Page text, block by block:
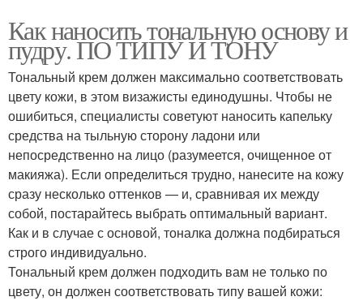
Как наносить тональную основу и
пудру. ПО ТИПУ И ТОНУ
Тональный крем должен максимально соответствовать
цвету кожи, в этом визажисты единодушны. Чтобы не
ошибиться, специалисты советуют наносить капельку
средства на тыльную сторону ладони или
непосредственно на лицо (разумеется, очищенное от
макияжа). Если определиться трудно, нанесите на кожу
сразу несколько оттенков — и, сравнивая их между
собой, постарайтесь выбрать оптимальный вариант.
Как и в случае с основой, тоналка должна подбираться
строго индивидуально.
Тональный крем должен подходить вам не только по
цвету, он должен соответствовать типу вашей кожи: